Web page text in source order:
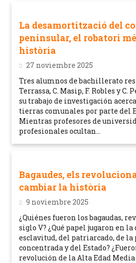
La desamortització del
peninsular, el robatori
història
27 noviembre 2025
Tres alumnos de bachillerato
Terrassa, C. Masip, F. Robles y C.
su trabajo de investigación
tierras comunales por parte del
Mientras profesores de
profesionales ocultan...
Bagaudes, els
cambiar la història
9 noviembre 2025
¿Quiénes fueron los bagaudas,
siglo V? ¿Qué papel jugaron en
esclavitud, del patriarcado, de la
concentrada y del Estado?
revolución de la Alta Edad